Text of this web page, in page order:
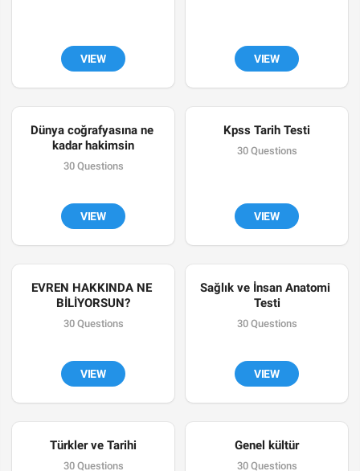
VIEW VIEW
Dünya coğrafyasına ne
kadar hakimsin
30 Questions
VIEW
Kpss Tarih Testi
30 Questions
VIEW
EVREN HAKKINDA NE
BİLİYORSUN?
30 Questions
VIEW
Sağlık ve İnsan Anatomi
Testi
30 Questions
VIEW
Türkler ve Tarihi
30 Questions
Genel kültür
30 Questions